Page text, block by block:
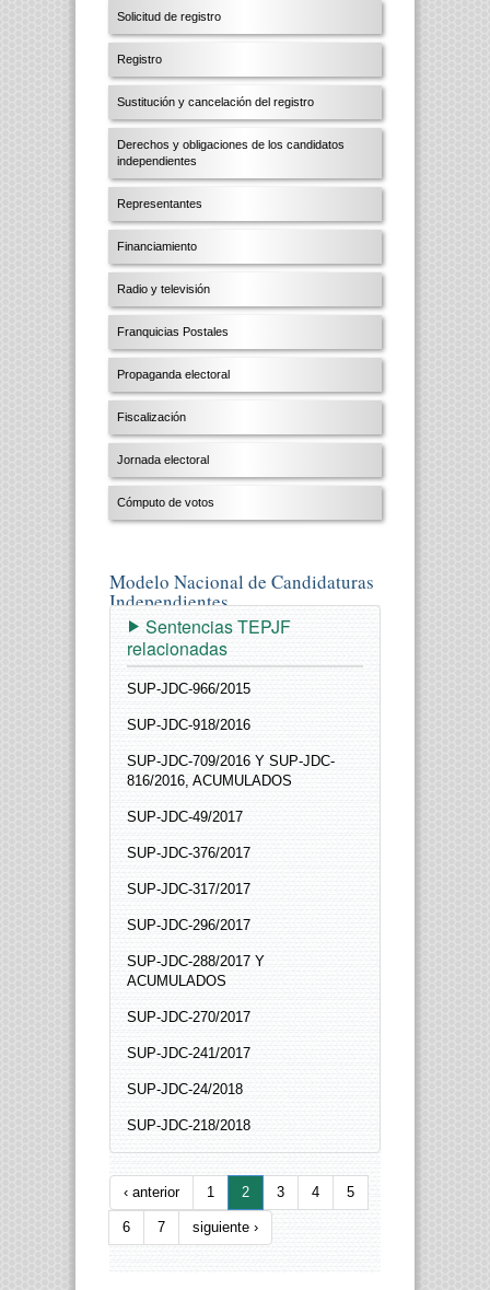
Solicitud de registro
Registro
Sustitución y cancelación del registro
Derechos y obligaciones de los candidatos
independientes
Representantes
Financiamiento
Radio y televisión
Franquicias Postales
Propaganda electoral
Fiscalización
Jornada electoral
Cómputo de votos
Modelo Nacional de Candidaturas
Independientes
Sentencias TEPJF
relacionadas
SUP-JDC-966/2015
SUP-JDC-918/2016
SUP-JDC-709/2016 Y SUP-JDC-
816/2016, ACUMULADOS
SUP-JDC-49/2017
SUP-JDC-376/2017
SUP-JDC-317/2017
SUP-JDC-296/2017
SUP-JDC-288/2017 Y
ACUMULADOS
SUP-JDC-270/2017
SUP-JDC-241/2017
SUP-JDC-24/2018
SUP-JDC-218/2018
‹ anterior 1 2 3 4 5
6 7 siguiente ›